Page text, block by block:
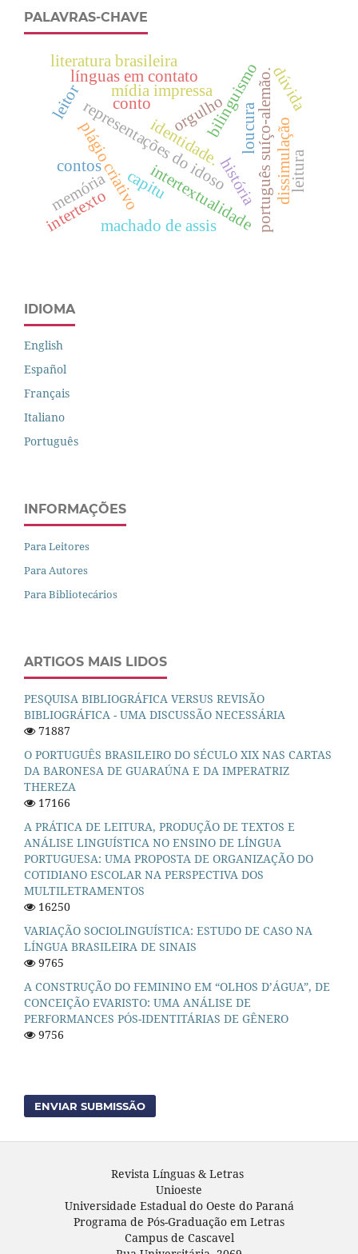
PALAVRAS-CHAVE
representações do idoso
mídia impressa
identidade.
línguas em contato bilinguismoportuguês suíço-alemão.
intertextualidade
plágio criativo
literatura brasileira
machado de assis
contos
loucura
conto
história
capitu
dúvida
memória
intertexto
leitor
dissimulação
orgulho
leitura
IDIOMA
English
Español
Français
Italiano
Português
INFORMAÇÕES
Para Leitores
Para Autores
Para Bibliotecários
ARTIGOS MAIS LIDOS
PESQUISA BIBLIOGRÁFICA VERSUS REVISÃO
BIBLIOGRÁFICA - UMA DISCUSSÃO NECESSÁRIA
71887
O PORTUGUÊS BRASILEIRO DO SÉCULO XIX NAS CARTAS
DA BARONESA DE GUARAÚNA E DA IMPERATRIZ
THEREZA
17166
A PRÁTICA DE LEITURA, PRODUÇÃO DE TEXTOS E
ANÁLISE LINGUÍSTICA NO ENSINO DE LÍNGUA
PORTUGUESA: UMA PROPOSTA DE ORGANIZAÇÃO DO
COTIDIANO ESCOLAR NA PERSPECTIVA DOS
MULTILETRAMENTOS
16250
VARIAÇÃO SOCIOLINGUÍSTICA: ESTUDO DE CASO NA
LÍNGUA BRASILEIRA DE SINAIS
9765
A CONSTRUÇÃO DO FEMININO EM “OLHOS D’ÁGUA”, DE
CONCEIÇÃO EVARISTO: UMA ANÁLISE DE
PERFORMANCES PÓS-IDENTITÁRIAS DE GÊNERO
9756
ENVIAR SUBMISSÃO
Revista Línguas & Letras
Unioeste
Universidade Estadual do Oeste do Paraná
Programa de Pós-Graduação em Letras
Campus de Cascavel